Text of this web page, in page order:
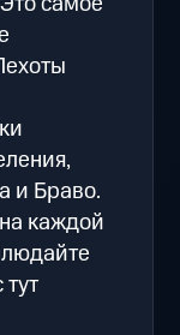
и Браво.
каждой